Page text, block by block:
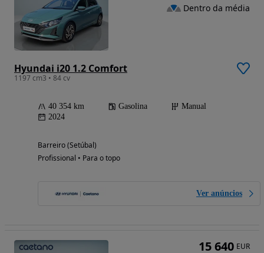
Hyundai i20 1.2 Comfort
1197 cm3 • 84 cv
40 354 km Gasolina
Manual
2024
Barreiro (Setúbal)
Profissional • Para o topo
Ver anúncios
Dentro da média
15 640 EUR